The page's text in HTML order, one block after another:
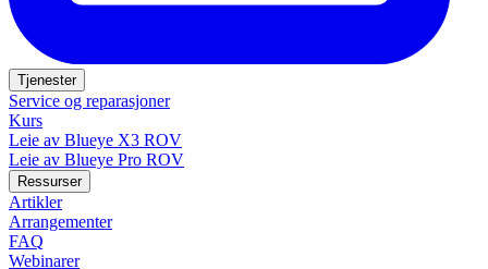
Tjenester
Service og reparasjoner
Kurs
Leie av Blueye X3 ROV
Leie av Blueye Pro ROV
Ressurser
Artikler
Arrangementer
FAQ
Webinarer